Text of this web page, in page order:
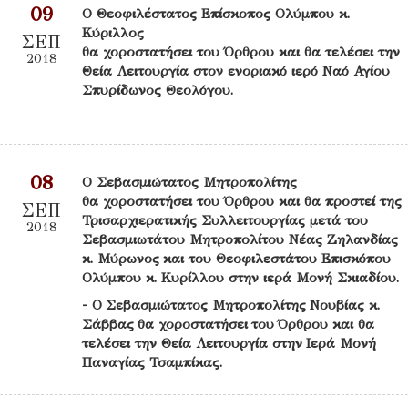
09
ΣΕΠ
2018
Ο Θεοφιλέστατος Επίσκοπος Ολύμπου κ.
Κύριλλος
θα χοροστατήσει του Όρθρου και θα τελέσει την
Θεία Λειτουργία στον ενοριακό ιερό Ναό Αγίου
Σπυρίδωνος Θεολόγου.
08
ΣΕΠ
2018
Ο Σεβασμιώτατος Μητροπολίτης
θα χοροστατήσει του Όρθρου και θα προστεί της
Τρισαρχιερατικής Συλλειτουργίας μετά του
Σεβασμιωτάτου Μητροπολίτου Νέας Ζηλανδίας
κ. Μύρωνος και του Θεοφιλεστάτου Επισκόπου
Ολύμπου κ. Κυρίλλου στην ιερά Μονή Σκιαδίου.
- Ο Σεβασμιώτατος Μητροπολίτης Νουβίας κ.
Σάββας θα χοροστατήσει του Όρθρου και θα
τελέσει την Θεία Λειτουργία στην Ιερά Μονή
Παναγίας Τσαμπίκας.